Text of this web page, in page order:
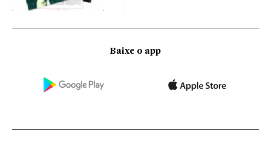
Baixe o app